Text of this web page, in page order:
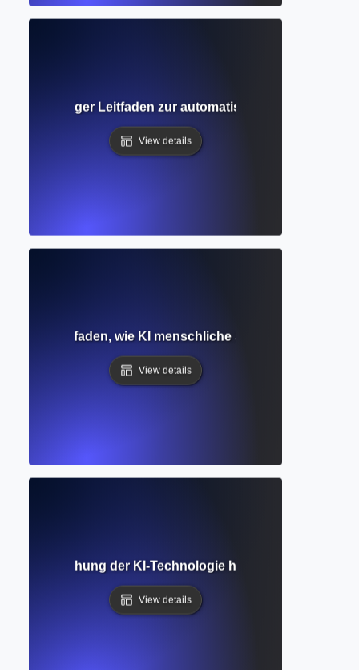
Vollständiger Leitfaden zur automatisierten
View details
Leitfaden, wie KI menschliche Sprache versteht
View details
Erforschung der KI-Technologie hinter ChatGPT und
View details